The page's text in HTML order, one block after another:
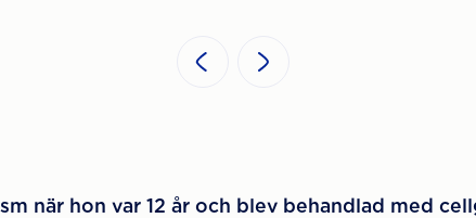
när hon var 12 år och blev behandlad med